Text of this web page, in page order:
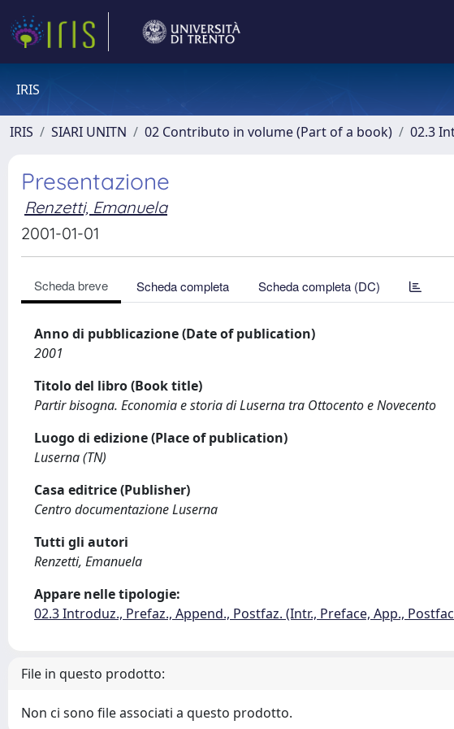
IRIS
IRIS SIARI UNITN 02 Contributo in volume (Part of a book) 02.3
Presentazione
Renzetti, Emanuela
2001-01-01
Scheda breve Scheda completa Scheda completa (DC)
Anno di pubblicazione (Date of publication)
2001
Titolo del libro (Book title)
Partir bisogna. Economia e storia di Luserna tra Ottocento e Novecento
Luogo di edizione (Place of publication)
Luserna (TN)
Casa editrice (Publisher)
Centro documentazione Luserna
Tutti gli autori
Renzetti, Emanuela
Appare nelle tipologie:
02.3 Introduz., Prefaz., Append., Postfaz. (Intr., Preface, App.,
File in questo prodotto:
Non ci sono file associati a questo prodotto.